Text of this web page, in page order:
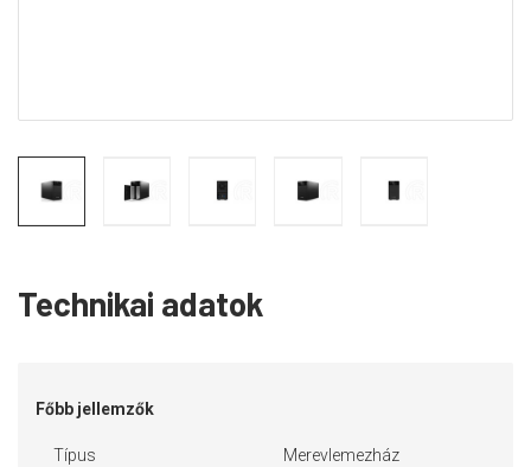
Technikai adatok
Főbb jellemzők
Típus Merevlemezház